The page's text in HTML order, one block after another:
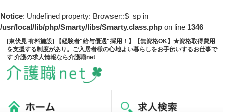
Notice: Undefined property: Browser::$_sp in
/usr/local/lib/php/Smarty/libs/Smarty.class.php on line 1346
[東伏見 有料施設] 【経験者"給与優遇"採用！】【無資格OK】★資格取得費用
を支援する制度があり。ご入居者様の心地よい暮らしをお手伝いするお仕事で
す 介護の求人情報なら介護職net